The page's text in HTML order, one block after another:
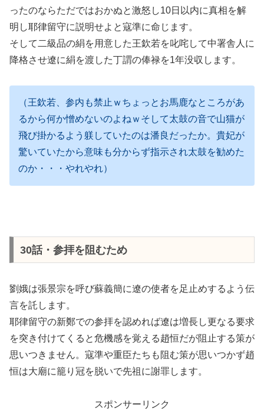
ったのならただではおかぬと激怒し10日以内に真相を解
明し耶律留守に説明せよと寇準に命じます。
そして二級品の絹を用意した王欽若を叱咤して中署舎人に
降格させ遼に絹を渡した丁謂の俸禄を1年没収します。
（王欽若、参内も禁止ｗちょっとお馬鹿なところがあ
るから何か憎めないのよねｗそして太鼓の音で山猫が
飛び掛かるよう躾していたのは潘良だったか。貴妃が
驚いていたから意味も分からず指示され太鼓を勧めた
のか・・・やれやれ）
30話・参拝を阻むため
劉娥は張景宗を呼び蘇義簡に遼の使者を足止めするよう伝
言を託します。
耶律留守の新鄭での参拝を認めれば遼は増長し更なる要求
を突き付けてくると危機感を覚える趙恒だが阻止する策が
思いつきません。寇準や重臣たちも阻む策が思いつかず趙
恒は大廟に籠り冠を脱いで先祖に謝罪します。
スポンサーリンク